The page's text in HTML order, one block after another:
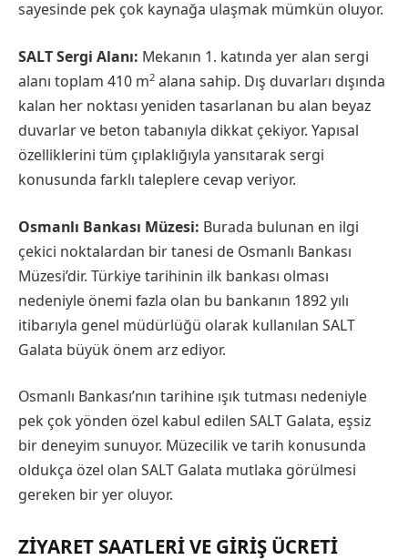
sayesinde pek çok kaynağa ulaşmak mümkün oluyor.
SALT Sergi Alanı: Mekanın 1. katında yer alan sergi
alanı toplam 410 m2 alana sahip. Dış duvarları dışında
kalan her noktası yeniden tasarlanan bu alan beyaz
duvarlar ve beton tabanıyla dikkat çekiyor. Yapısal
özelliklerini tüm çıplaklığıyla yansıtarak sergi
konusunda farklı taleplere cevap veriyor.
Osmanlı Bankası Müzesi: Burada bulunan en ilgi
çekici noktalardan bir tanesi de Osmanlı Bankası
Müzesi’dir. Türkiye tarihinin ilk bankası olması
nedeniyle önemi fazla olan bu bankanın 1892 yılı
itibarıyla genel müdürlüğü olarak kullanılan SALT
Galata büyük önem arz ediyor.
Osmanlı Bankası’nın tarihine ışık tutması nedeniyle
pek çok yönden özel kabul edilen SALT Galata, eşsiz
bir deneyim sunuyor. Müzecilik ve tarih konusunda
oldukça özel olan SALT Galata mutlaka görülmesi
gereken bir yer oluyor.
ZIYARET SAATLERI VE GIRIŞ ÜCRETI